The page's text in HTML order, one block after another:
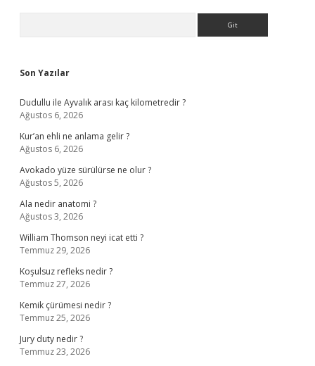
Son Yazılar
Dudullu ile Ayvalık arası kaç kilometredir ?
Ağustos 6, 2026
Kur’an ehli ne anlama gelir ?
Ağustos 6, 2026
Avokado yüze sürülürse ne olur ?
Ağustos 5, 2026
Ala nedir anatomi ?
Ağustos 3, 2026
William Thomson neyi icat etti ?
Temmuz 29, 2026
Koşulsuz refleks nedir ?
Temmuz 27, 2026
Kemik çürümesi nedir ?
Temmuz 25, 2026
Jury duty nedir ?
Temmuz 23, 2026